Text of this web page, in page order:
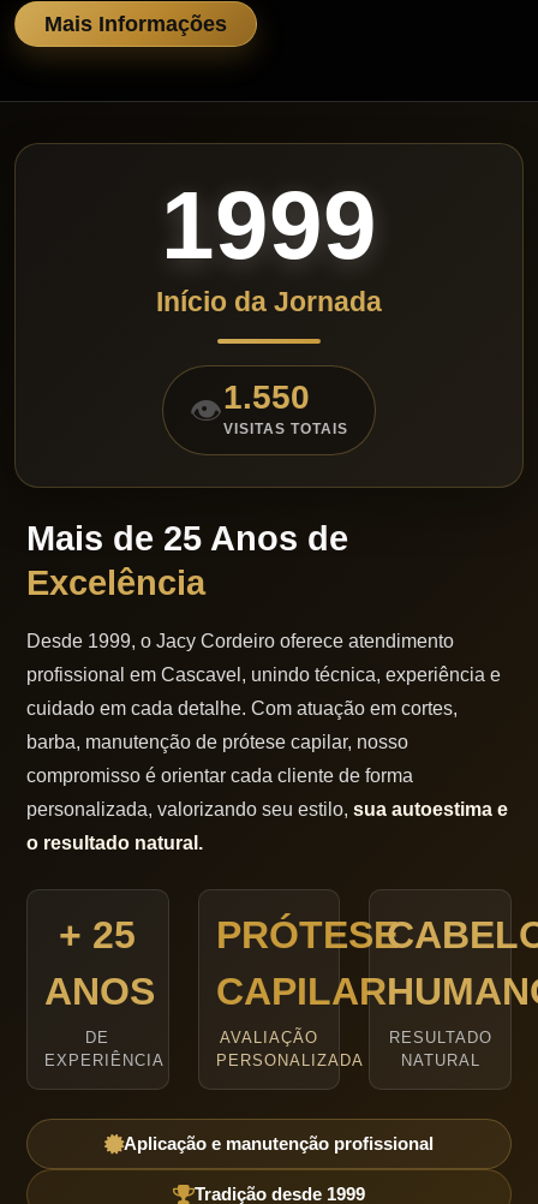
Mais Informações
1999
Início da Jornada
👁️1.550
VISITAS TOTAIS
Mais de 25 Anos de
Excelência
Desde 1999, o Jacy Cordeiro oferece atendimento
profissional em Cascavel, unindo técnica, experiência e
cuidado em cada detalhe. Com atuação em cortes,
barba, manutenção de prótese capilar, nosso
compromisso é orientar cada cliente de forma
personalizada, valorizando seu estilo, sua autoestima e
o resultado natural.
+ 25
ANOS
DE
EXPERIÊNCIA
PRÓTESE
CAPILAR
AVALIAÇÃO
PERSONALIZADA
RESULTADO
NATURAL
Aplicação e manutenção profissional
Tradição desde 1999